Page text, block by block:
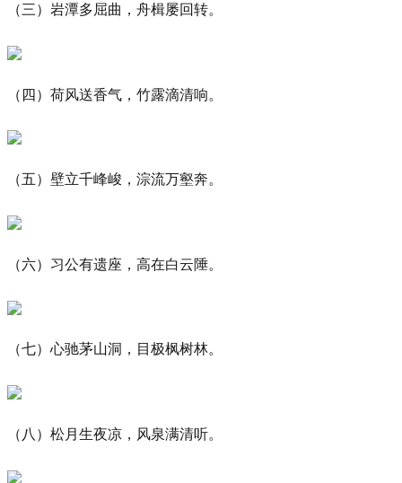
（三）岩潭多屈曲，舟楫屡回转。
（四）荷风送香气，竹露滴清响。
（五）壁立千峰峻，淙流万壑奔。
（六）习公有遗座，高在白云陲。
（七）心驰茅山洞，目极枫树林。
（八）松月生夜凉，风泉满清听。